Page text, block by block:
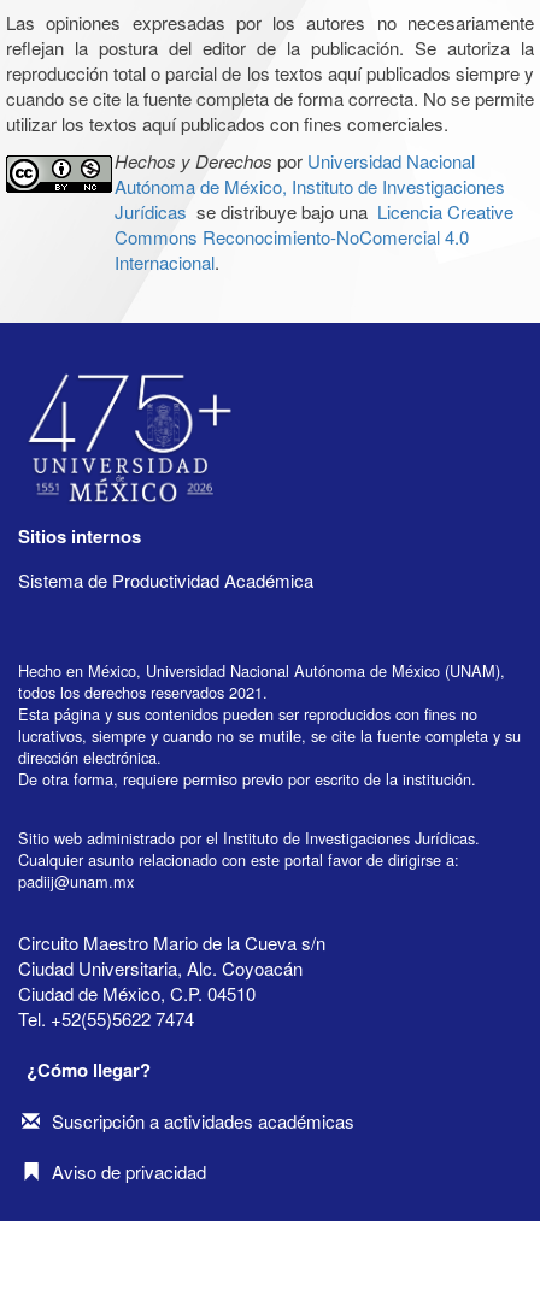
Las opiniones expresadas por los autores no necesariamente
reflejan la postura del editor de la publicación. Se autoriza la
reproducción total o parcial de los textos aquí publicados siempre y
cuando se cite la fuente completa de forma correcta. No se permite
utilizar los textos aquí publicados con fines comerciales.
Hechos y Derechos por Universidad Nacional
Autónoma de México, Instituto de Investigaciones
Jurídicas se distribuye bajo una Licencia Creative
Commons Reconocimiento-NoComercial 4.0
Internacional.
Sitios internos
Sistema de Productividad Académica
Hecho en México, Universidad Nacional Autónoma de México (UNAM),
todos los derechos reservados 2021.
Esta página y sus contenidos pueden ser reproducidos con fines no
lucrativos, siempre y cuando no se mutile, se cite la fuente completa y su
dirección electrónica.
De otra forma, requiere permiso previo por escrito de la institución.
Sitio web administrado por el Instituto de Investigaciones Jurídicas.
Cualquier asunto relacionado con este portal favor de dirigirse a:
padiij@unam.mx
Circuito Maestro Mario de la Cueva s/n
Ciudad Universitaria, Alc. Coyoacán
Ciudad de México, C.P. 04510
Tel. +52(55)5622 7474
¿Cómo llegar?
Suscripción a actividades académicas
Aviso de privacidad